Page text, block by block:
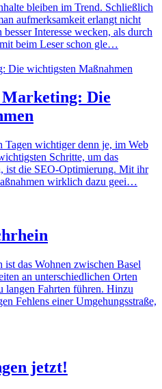
bleiben im Trend. Schließlich
aufmerksamkeit erlangt nicht
Interesse wecken, als durch
beim Leser schon gle…
Die
Tagen wichtiger denn je, im Web
Schritte, um das
ist die SEO-Optimierung. Mit ihr
wirklich dazu geei…
ist das Wohnen zwischen Basel
an unterschiedlichen Orten
langen Fahrten führen. Hinzu
Fehlens einer Umgehungsstraße,
jetzt!